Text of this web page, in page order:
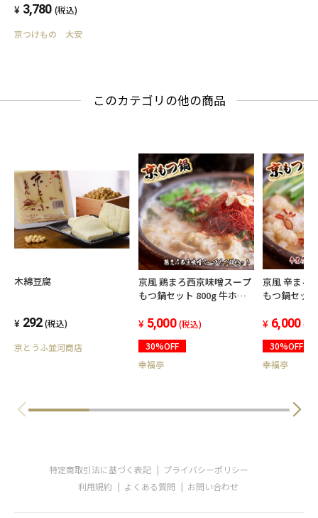
3,780 (税込)
京つけもの 大安
このカテゴリの他の商品
木綿豆腐
292 (税込)
京とうふ並河商店
京風 鶏まろ西京味噌スープ
もつ鍋セット 800g 牛ホル
ョウ5,000 (税込)
30%OFF
幸福亭
京風 辛まろ
もつ鍋セット 1kg
味スープ 薬
6,000 (税
30%OFF
幸福亭
特定商取引法に基づく表記
プライバシーポリシー
利用規約
よくある質問 お問い合わせ